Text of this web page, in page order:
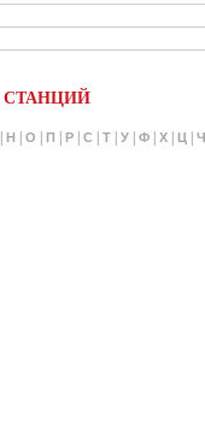
СТАНЦИЙ
Н О П Р С Т У Ф Х Ц Ч